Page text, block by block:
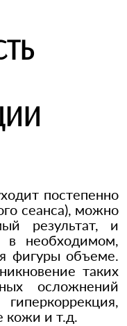
постепенно
сеанса), можно
результат, и
в необходимом,
фигуры объеме.
таких
осложнений
кожи и т.д.